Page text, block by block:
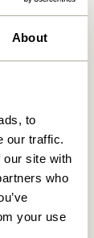
About
to
our traffic.
our site with
who
your use